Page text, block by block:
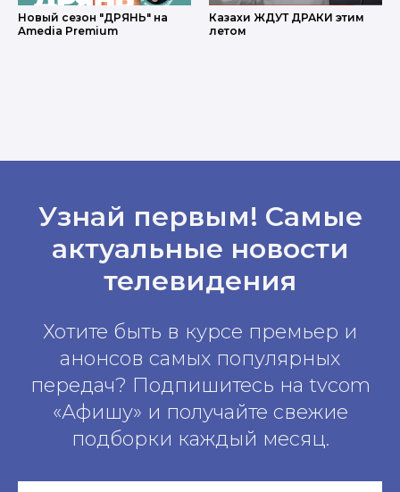
Новый сезон "ДРЯНЬ" на
Amedia Premium
Казахи ЖДУТ ДРАКИ этим
летом
Узнай первым! Самые
актуальные новости
телевидения
Хотите быть в курсе премьер и
анонсов самых популярных
передач? Подпишитесь на tvcom
«Афишу» и получайте свежие
подборки каждый месяц.